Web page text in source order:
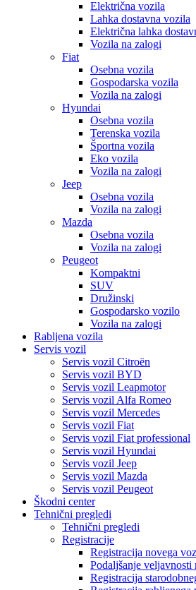
Električna vozila
Lahka dostavna vozila
Električna lahka
Vozila na zalogi
Fiat
Osebna vozila
Gospodarska vozila
Vozila na zalogi
Hyundai
Osebna vozila
Terenska vozila
Športna vozila
Eko vozila
Vozila na zalogi
Jeep
Osebna vozila
Vozila na zalogi
Mazda
Osebna vozila
Vozila na zalogi
Peugeot
Kompaktni
SUV
Družinski
Gospodarsko vozilo
Vozila na zalogi
Rabljena vozila
Servis vozil
Servis vozil Citroën
Servis vozil BYD
Servis vozil Leapmotor
Servis vozil Alfa Romeo
Servis vozil Mercedes
Servis vozil Fiat
Servis vozil Fiat professional
Servis vozil Hyundai
Servis vozil Jeep
Servis vozil Mazda
Servis vozil Peugeot
Škodni center
Tehnični pregledi
Tehnični pregledi
Registracije
Registracija novega
Podaljšanje veljavnosti
Registracija